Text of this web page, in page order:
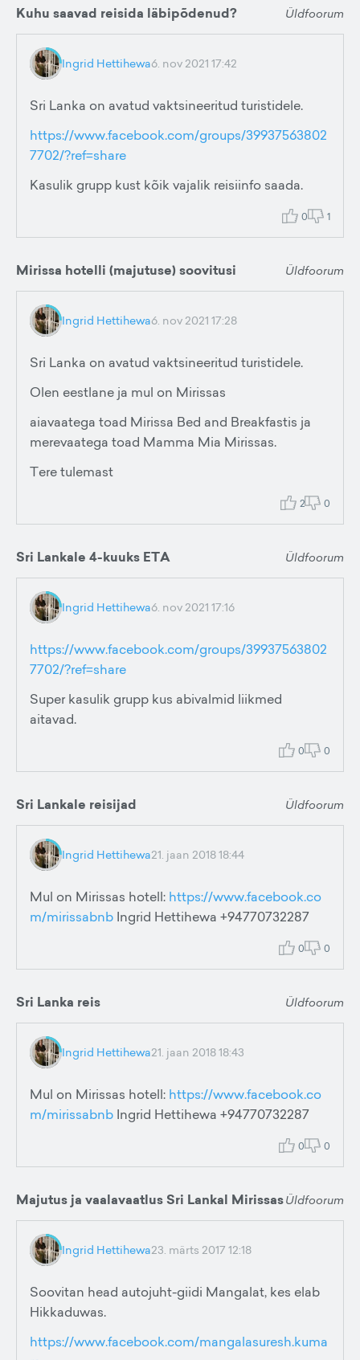
Kuhu saavad reisida läbipõdenud? Üldfoorum
Ingrid Hettihewa6. nov 2021 17:42
Sri Lanka on avatud vaktsineeritud turistidele.
https://www.facebook.com/groups/39937563802
7702/?ref=share
Kasulik grupp kust kõik vajalik reisiinfo saada.
0 1
Mirissa hotelli (majutuse) soovitusi Üldfoorum
Ingrid Hettihewa6. nov 2021 17:28
Sri Lanka on avatud vaktsineeritud turistidele.
Olen eestlane ja mul on Mirissas
aiavaatega toad Mirissa Bed and Breakfastis ja
merevaatega toad Mamma Mia Mirissas.
Tere tulemast
2 0
Sri Lankale 4-kuuks ETA Üldfoorum
Ingrid Hettihewa6. nov 2021 17:16
https://www.facebook.com/groups/39937563802
7702/?ref=share
Super kasulik grupp kus abivalmid liikmed
aitavad.
0 0
Sri Lankale reisijad Üldfoorum
Ingrid Hettihewa21. jaan 2018 18:44
Mul on Mirissas hotell: https://www.facebook.co
m/mirissabnb Ingrid Hettihewa +94770732287
0 0
Sri Lanka reis Üldfoorum
Ingrid Hettihewa21. jaan 2018 18:43
Mul on Mirissas hotell: https://www.facebook.co
m/mirissabnb Ingrid Hettihewa +94770732287
0 0
Majutus ja vaalavaatlus Sri Lankal MirissasÜldfoorum
Ingrid Hettihewa23. märts 2017 12:18
Soovitan head autojuht-giidi Mangalat, kes elab
Hikkaduwas.
https://www.facebook.com/mangalasuresh.kuma